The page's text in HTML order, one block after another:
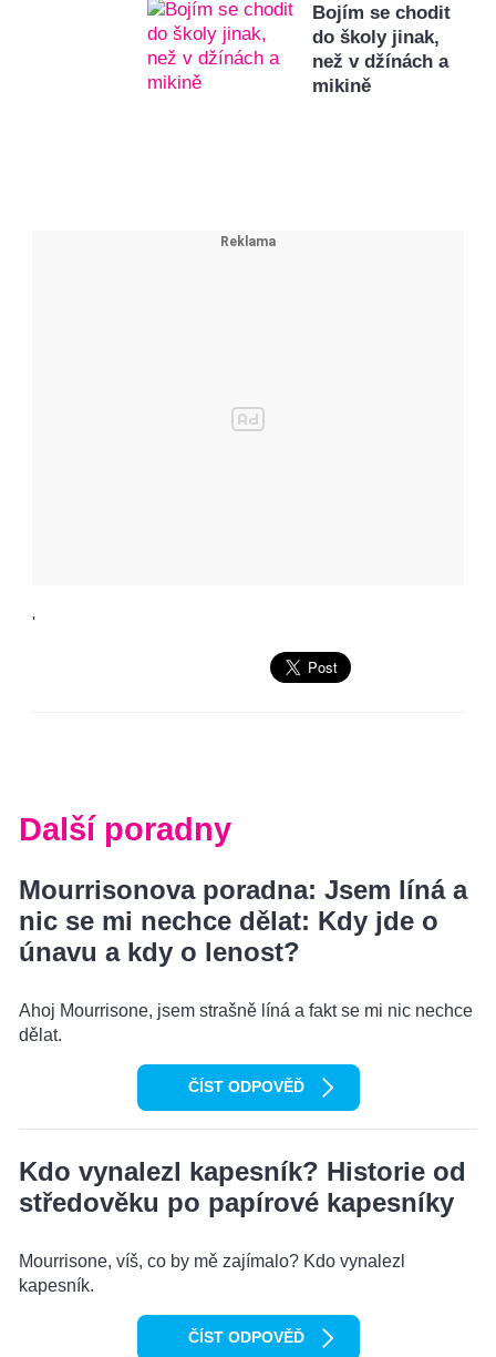
Bojím se chodit
do školy jinak,
než v džínách a
mikině
'
Další poradny
Mourrisonova poradna: Jsem líná a
nic se mi nechce dělat: Kdy jde o
únavu a kdy o lenost?
Ahoj Mourrisone, jsem strašně líná a fakt se mi nic nechce
dělat.
ČÍST ODPOVĚĎ
Kdo vynalezl kapesník? Historie od
středověku po papírové kapesníky
Mourrisone, víš, co by mě zajímalo? Kdo vynalezl
kapesník.
ČÍST ODPOVĚĎ